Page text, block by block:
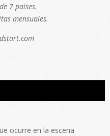
7 países.
mensuales.
ocurre en la escena